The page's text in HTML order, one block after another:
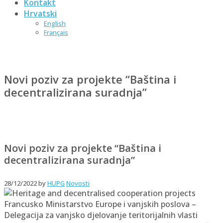
Kontakt
Hrvatski
English
Français
Novi poziv za projekte “Baština i
decentralizirana suradnja”
Novi poziv za projekte “Baština i
decentralizirana suradnja”
28/12/2022byHUPG Novosti
Francusko Ministarstvo Europe i vanjskih poslova –
Delegacija za vanjsko djelovanje teritorijalnih vlasti